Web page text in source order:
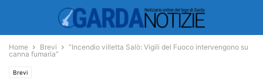
Home Brevi
“Incendio villetta Salò: Vigili del Fuoco intervengono su
canna fumaria”
Brevi